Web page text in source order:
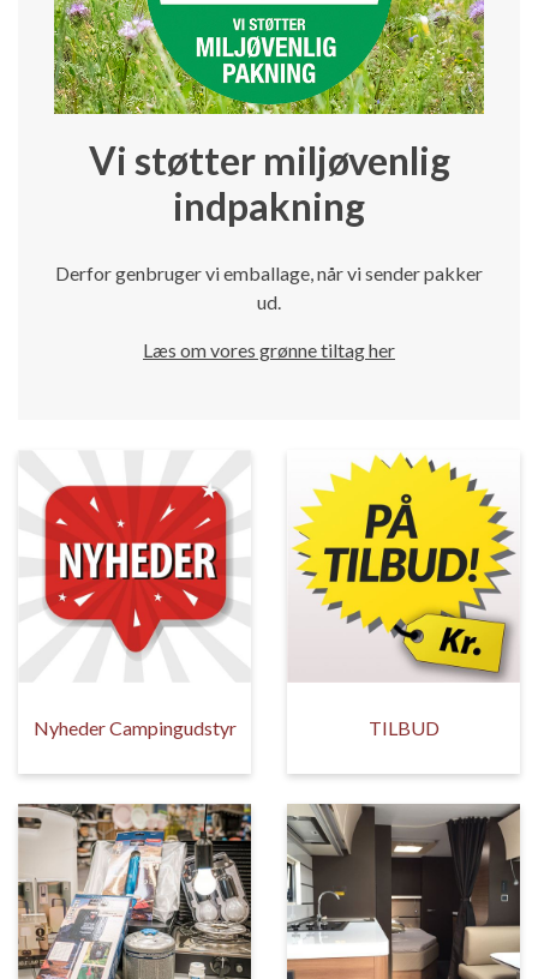
Vi støtter miljøvenlig
indpakning
Derfor genbruger vi emballage, når vi sender pakker
ud.
Læs om vores grønne tiltag her
Nyheder Campingudstyr TILBUD